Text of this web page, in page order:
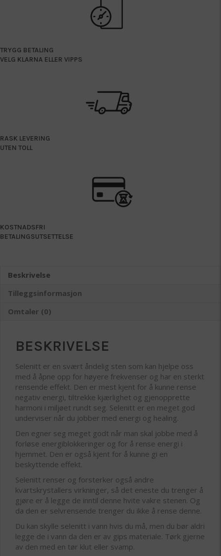
TRYGG BETALING
VELG KLARNA ELLER VIPPS
RASK LEVERING
UTEN TOLL
KOSTNADSFRI
BETALINGSUTSETTELSE
Beskrivelse
Tilleggsinformasjon
Omtaler (0)
BESKRIVELSE
Selenitt er en svært åndelig sten som kan hjelpe oss
med å åpne opp for høyere frekvenser og har en sterkt
rensende effekt. Den er mest kjent for å kunne rense
negativ energi, tiltrekke kjærlighet og gjenopprette
harmoni i miljøet rundt seg. Selenitt er en meget god
underviser når du jobber med energi og healing.
Den egner seg meget godt når man skal jobbe med å
forløse energiblokkeringer og for å rense energi i
hjemmet. Den er også kjent for å kunne gi en
beskyttende effekt.
Selenitt renser og forsterker også andre
kvartskrystallers virkninger, så det eneste du trenger å
gjøre er å legge de inntil denne hvite vakre stenen. Og
da den er selvrensende trenger du ikke å rense denne.
Du kan skylle selenitt i vann hvis du må, men du bør aldri
legge de i vann da den er av gips materiale. Tørk gjerne
av den med en tør klut eller svamp.